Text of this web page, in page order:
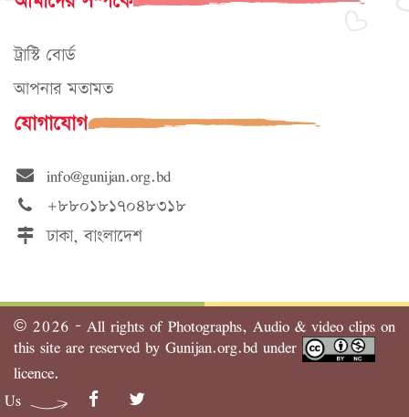
ট্রাস্টি বোর্ড
আপনার মতামত
যোগাযোগ
info@gunijan.org.bd
+৮৮০১৮১৭০৪৮৩১৮
ঢাকা, বাংলাদেশ
© 2026 - All rights of Photographs, Audio & video clips on
this site are reserved by Gunijan.org.bd under
licence.